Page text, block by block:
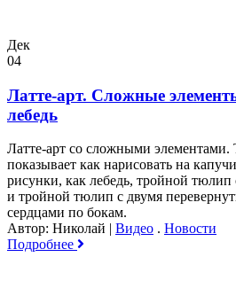
Дек
04
Латте-арт. Сложные
лебедь
Латте-арт со сложными элементами.
показывает как нарисовать на
рисунки, как лебедь, тройной тюлип
и тройной тюлип с двумя
сердцами по бокам.
Автор: Николай | Видео . Новости
Подробнее